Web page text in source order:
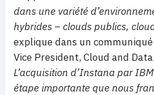
dans une variété
hybrides – clouds publics,
explique dans un
Vice President, Cloud and
L’acquisition d’Instana par
étape importante que nous